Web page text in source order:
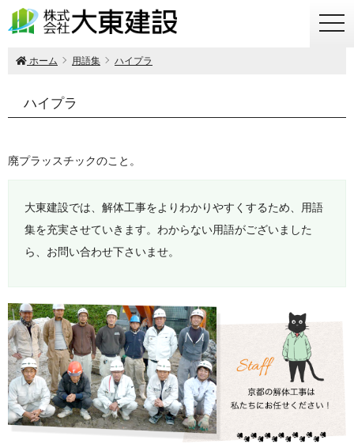
ホーム 用語集 ハイプラ
ハイプラ
廃プラッスチックのこと。
大東建設では、解体工事をよりわかりやすくするため、用語
集を充実させていきます。わからない用語がございました
ら、お問い合わせ下さいませ。